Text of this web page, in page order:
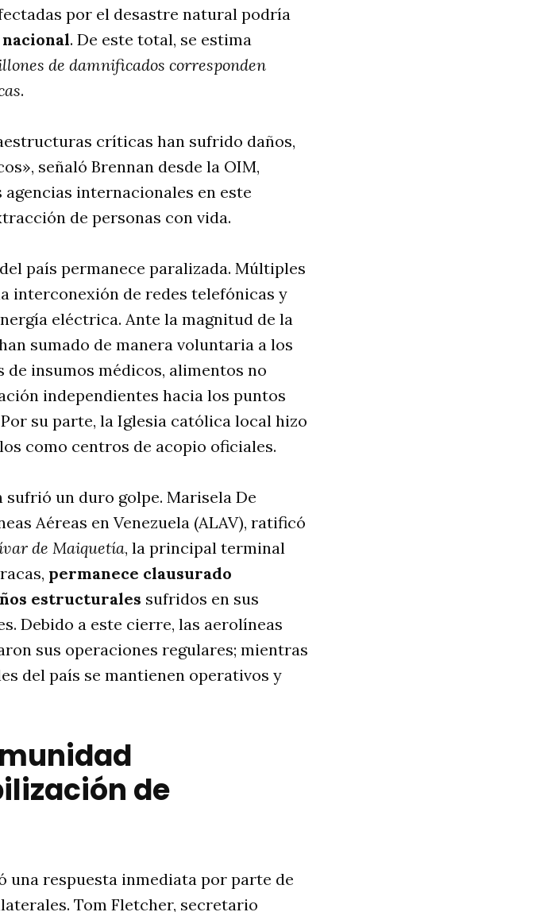
por el desastre natural podría
. De este total, se estima
de damnificados corresponden
.
críticas han sufrido daños,
señaló Brennan desde la OIM,
internacionales en este
de personas con vida.
país permanece paralizada. Múltiples
interconexión de redes telefónicas y
eléctrica. Ante la magnitud de la
sumado de manera voluntaria a los
insumos médicos, alimentos no
independientes hacia los puntos
Por su parte, la Iglesia católica local hizo
como centros de acopio oficiales.
un duro golpe. Marisela De
Aéreas en Venezuela (ALAV), ratificó
de Maiquetía, la principal terminal
permanece clausurado
estructurales sufridos en sus
. Debido a este cierre, las aerolíneas
sus operaciones regulares; mientras
del país se mantienen operativos y
de
una respuesta inmediata por parte de
. Tom Fletcher, secretario